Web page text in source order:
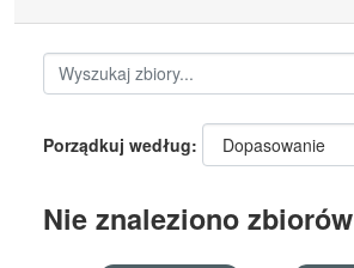
Porządkuj według
Nie znaleziono zbiorów